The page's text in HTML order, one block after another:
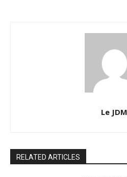
Le JDM
RELATED ARTICLES